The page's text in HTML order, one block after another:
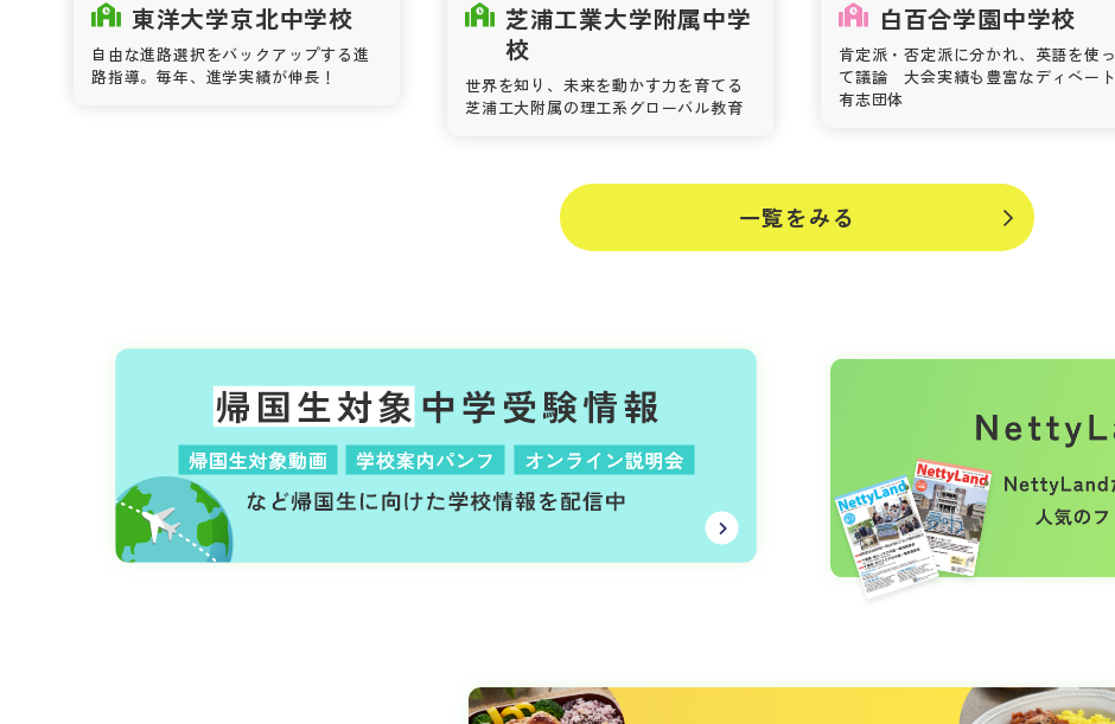
東洋大学京北中学校
自由な進路選択をバックアップする進
路指導。毎年、進学実績が伸長！
芝浦工業大学附属中学
校
世界を知り、未来を動かす力を育てる
芝浦工大附属の理工系グローバル教育
白百合学園中学校
肯定派・否定派に分かれ、英語を使っ
て議論 大会実績も豊富なディベート
有志団体
一覧をみる